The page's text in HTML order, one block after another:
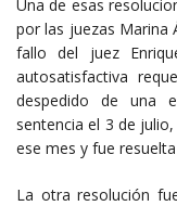
Una de esas
por las juezas Marina
fallo del juez
autosatisfactiva
despedido de una
sentencia el 3 de
ese mes y fue
La otra resolución